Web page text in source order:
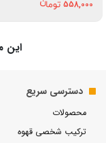
558,000
این
دسترسی سریع
محصولات
ترکیب شخصی قهوه